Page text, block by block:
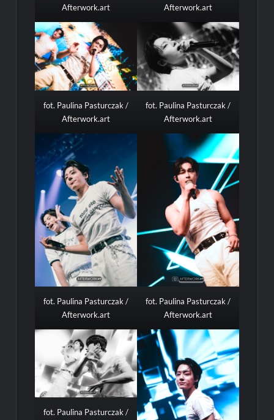
Afterwork.art
Afterwork.art
fot. Paulina Pasturczak /
Afterwork.art
fot. Paulina Pasturczak /
Afterwork.art
fot. Paulina Pasturczak /
Afterwork.art
fot. Paulina Pasturczak /
Afterwork.art
fot. Paulina Pasturczak /